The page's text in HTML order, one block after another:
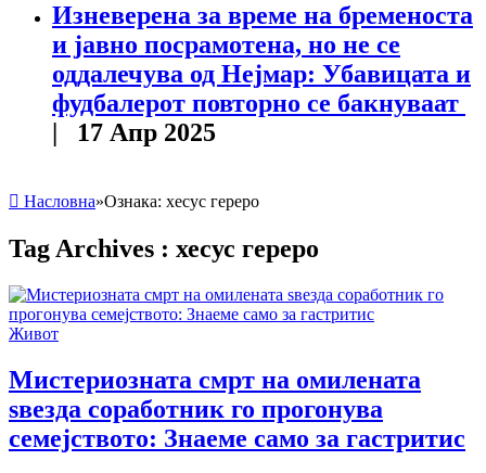
Изневерена за време на бременоста
и јавно посрамотена, но не се
оддалечува од Нејмар: Убавицата и
фудбалерот повторно се бакнуваат
| 17 Апр 2025
Насловна»Ознака: хесус гереро
Tag Archives : хесус гереро
Живот
Мистериозната смрт на омилената
ѕвезда соработник го прогонува
семејството: Знаеме само за гастритис